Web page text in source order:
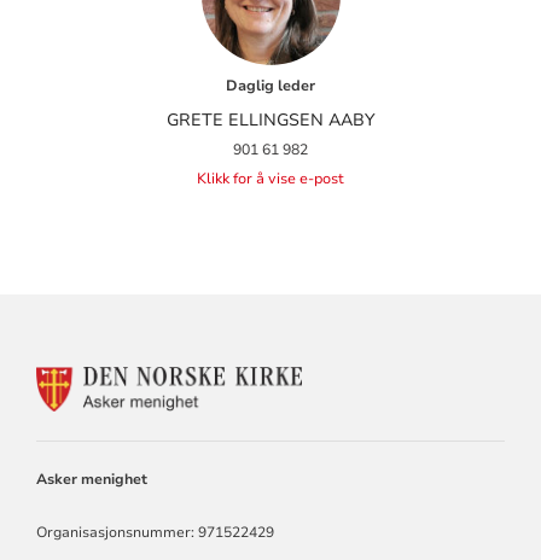
Daglig leder
GRETE ELLINGSEN AABY
901 61 982
Klikk for å vise e-post
KONTAKTINFORMASJON
Asker menighet
Organisasjonsnummer: 971522429